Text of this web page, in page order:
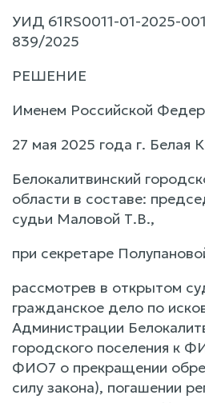
УИД 61RS0011-01-2025-
839/2025
РЕШЕНИЕ
Именем Российской
27 мая 2025 года г. Белая
Белокалитвинский
области в составе:
судьи Маловой Т.В.,
при секретаре
рассмотрев в открытом
гражданское дело по
Администрации
городского поселения
ФИО7 о прекращении
силу закона), погашении